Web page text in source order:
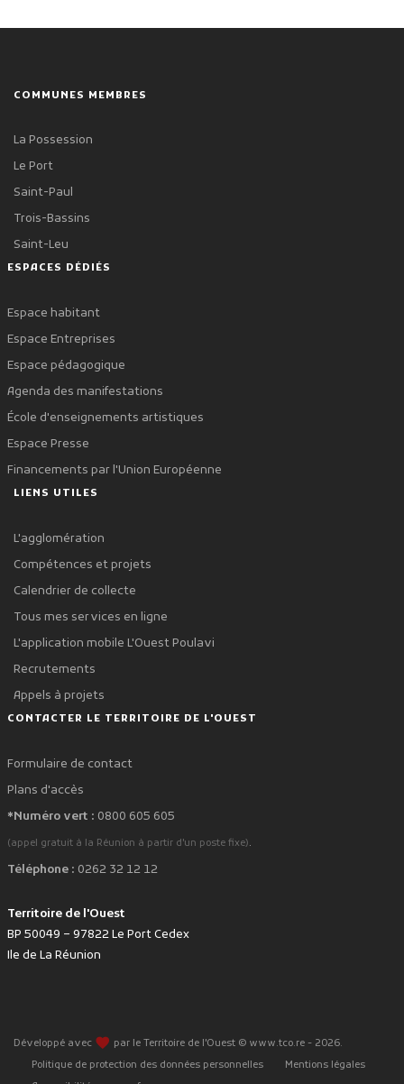
COMMUNES MEMBRES
La Possession
Le Port
Saint-Paul
Trois-Bassins
Saint-Leu
ESPACES DÉDIÉS
Espace habitant
Espace Entreprises
Espace pédagogique
Agenda des manifestations
École d'enseignements artistiques
Espace Presse
Financements par l'Union Européenne
LIENS UTILES
L'agglomération
Compétences et projets
Calendrier de collecte
Tous mes services en ligne
L'application mobile L'Ouest Poulavi
Recrutements
Appels à projets
CONTACTER LE TERRITOIRE DE L'OUEST
Formulaire de contact
Plans d'accès
*Numéro vert : 0800 605 605
(appel gratuit à la Réunion à partir d'un poste fixe).
Téléphone : 0262 32 12 12
Territoire de l'Ouest
BP 50049 – 97822 Le Port Cedex
Ile de La Réunion
Développé avec favorite par le Territoire de l'Ouest © www.tco.re - 2026.
Politique de protection des données personnelles
Mentions légales